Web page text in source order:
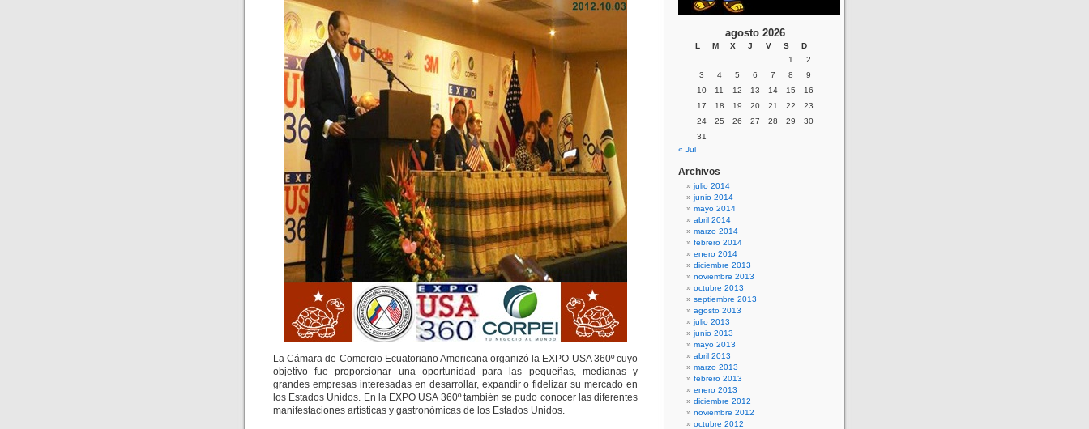
La Cámara de Comercio Ecuatoriano Americana organizó la EXPO USA 360º cuyo
objetivo fue proporcionar una oportunidad para las pequeñas, medianas y
grandes empresas interesadas en desarrollar, expandir o fidelizar su mercado en
los Estados Unidos. En la EXPO USA 360º también se pudo conocer las diferentes
manifestaciones artísticas y gastronómicas de los Estados Unidos.
agosto 2026
L M X J V S
D
1
2
3
4 5 6 7 8
9
10
11 12 13 14 15
16
17
18 19 20 21 22
23
24
25 26 27 28 29
30
31
« Jul
Archivos
julio 2014
junio 2014
mayo 2014
abril 2014
marzo 2014
febrero 2014
enero 2014
diciembre 2013
noviembre 2013
octubre 2013
septiembre 2013
agosto 2013
julio 2013
junio 2013
mayo 2013
abril 2013
marzo 2013
febrero 2013
enero 2013
diciembre 2012
noviembre 2012
octubre 2012